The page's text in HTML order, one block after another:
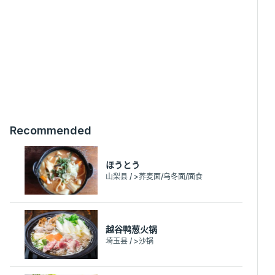
Recommended
ほうとう
山梨县 / >荞麦面/乌冬面/面食
越谷鸭葱火锅
埼玉县 / >沙锅